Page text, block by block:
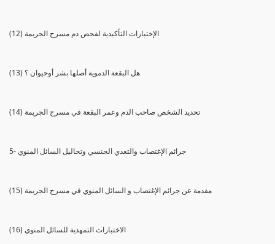
(12) الإختبارات التأكيدية لفحص دم مسرح الجريمة
(13) هل البقعة الدموية أصلها بشر أوحيوان ؟
(14) تحديد الشخص صاحب الدم وعمر البقعة في مسرح الجريمة
5- جرائم الإغتصاب والتعدي الجنسي وتحاليل السائل المنوي
(15) مقدمة عن جرائم الإغتصاب و السائل المنوي في مسرح الجريمة
(16) الاختبارات التمهدية للسائل المنوي